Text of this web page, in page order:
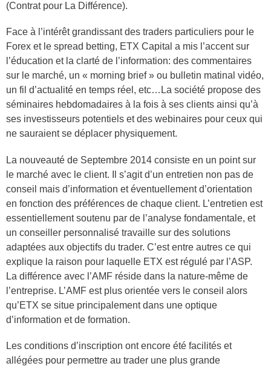
(Contrat pour La Différence).
Face à l’intérêt grandissant des traders particuliers pour le
Forex et le spread betting, ETX Capital a mis l’accent sur
l’éducation et la clarté de l’information: des commentaires
sur le marché, un « morning brief » ou bulletin matinal vidéo,
un fil d’actualité en temps réel, etc…La société propose des
séminaires hebdomadaires à la fois à ses clients ainsi qu’à
ses investisseurs potentiels et des webinaires pour ceux qui
ne sauraient se déplacer physiquement.
La nouveauté de Septembre 2014 consiste en un point sur
le marché avec le client. Il s’agit d’un entretien non pas de
conseil mais d’information et éventuellement d’orientation
en fonction des préférences de chaque client. L’entretien est
essentiellement soutenu par de l’analyse fondamentale, et
un conseiller personnalisé travaille sur des solutions
adaptées aux objectifs du trader. C’est entre autres ce qui
explique la raison pour laquelle ETX est régulé par l’ASP.
La différence avec l’AMF réside dans la nature-même de
l’entreprise. L’AMF est plus orientée vers le conseil alors
qu’ETX se situe principalement dans une optique
d’information et de formation.
Les conditions d’inscription ont encore été facilités et
allégées pour permettre au trader une plus grande